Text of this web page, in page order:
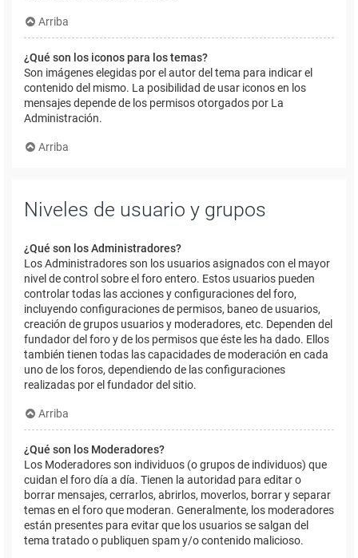
Arriba
¿Qué son los iconos para los temas?
Son imágenes elegidas por el autor del tema para indicar el
contenido del mismo. La posibilidad de usar iconos en los
mensajes depende de los permisos otorgados por La
Administración.
Arriba
Niveles de usuario y grupos
¿Qué son los Administradores?
Los Administradores son los usuarios asignados con el mayor
nivel de control sobre el foro entero. Estos usuarios pueden
controlar todas las acciones y configuraciones del foro,
incluyendo configuraciones de permisos, baneo de usuarios,
creación de grupos usuarios y moderadores, etc. Dependen del
fundador del foro y de los permisos que éste les ha dado. Ellos
también tienen todas las capacidades de moderación en cada
uno de los foros, dependiendo de las configuraciones
realizadas por el fundador del sitio.
Arriba
¿Qué son los Moderadores?
Los Moderadores son individuos (o grupos de individuos) que
cuidan el foro día a día. Tienen la autoridad para editar o
borrar mensajes, cerrarlos, abrirlos, moverlos, borrar y separar
temas en el foro que moderan. Generalmente, los moderadores
están presentes para evitar que los usuarios se salgan del
tema tratado o publiquen spam y/o contenido malicioso.